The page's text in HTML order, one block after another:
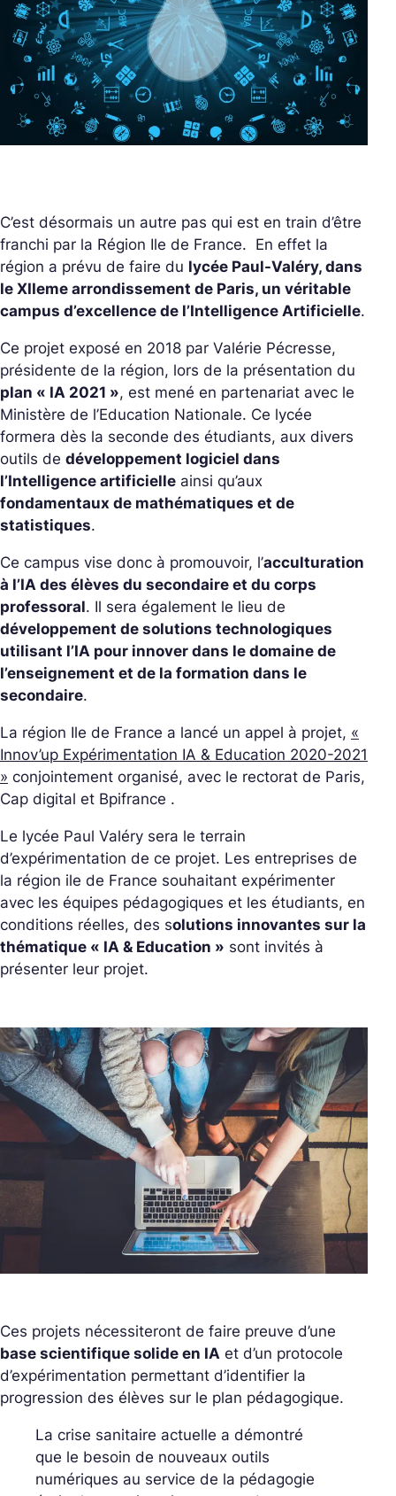
C’est désormais un autre pas qui est en train d’être
franchi par la Région Ile de France. En effet la
région a prévu de faire du lycée Paul-Valéry, dans
le XIIeme arrondissement de Paris, un véritable
campus d’excellence de l’Intelligence Artificielle.
Ce projet exposé en 2018 par Valérie Pécresse,
présidente de la région, lors de la présentation du
plan « IA 2021 », est mené en partenariat avec le
Ministère de l’Education Nationale. Ce lycée
formera dès la seconde des étudiants, aux divers
outils de développement logiciel dans
l’Intelligence artificielle ainsi qu’aux
fondamentaux de mathématiques et de
statistiques.
Ce campus vise donc à promouvoir, l’acculturation
à l’IA des élèves du secondaire et du corps
professoral. Il sera également le lieu de
développement de solutions technologiques
utilisant l’IA pour innover dans le domaine de
l’enseignement et de la formation dans le
secondaire.
La région Ile de France a lancé un appel à projet, «
Innov’up Expérimentation IA & Education 2020-2021
» conjointement organisé, avec le rectorat de Paris,
Cap digital et Bpifrance .
Le lycée Paul Valéry sera le terrain
d’expérimentation de ce projet. Les entreprises de
la région ile de France souhaitant expérimenter
avec les équipes pédagogiques et les étudiants, en
conditions réelles, des solutions innovantes sur la
thématique « IA & Education » sont invités à
présenter leur projet.
Ces projets nécessiteront de faire preuve d’une
base scientifique solide en IA et d’un protocole
d’expérimentation permettant d’identifier la
progression des élèves sur le plan pédagogique.
La crise sanitaire actuelle a démontré
que le besoin de nouveaux outils
numériques au service de la pédagogie